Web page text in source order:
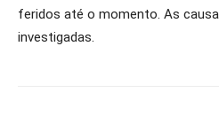
feridos até o momento. As
investigadas.